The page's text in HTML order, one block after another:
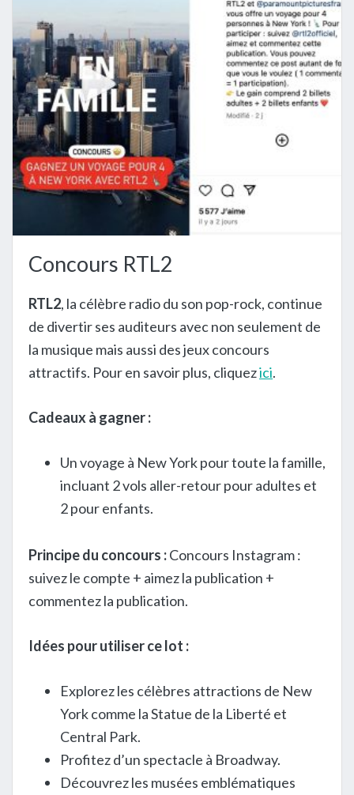
Concours RTL2
RTL2, la célèbre radio du son pop-rock, continue
de divertir ses auditeurs avec non seulement de
la musique mais aussi des jeux concours
attractifs. Pour en savoir plus, cliquezici.
Cadeaux à gagner :
Un voyage à New York pour toute la famille,
incluant 2 vols aller-retour pour adultes et
2 pour enfants.
Principe du concours :Concours Instagram :
suivez le compte + aimez la publication +
commentez la publication.
Idées pour utiliser ce lot :
Explorez les célèbres attractions de New
York comme la Statue de la Liberté et
Central Park.
Profitez d’un spectacle à Broadway.
Découvrez les musées emblématiques